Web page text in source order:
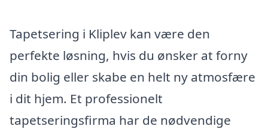
Tapetsering i Kliplev kan være den
perfekte løsning, hvis du ønsker at forny
din bolig eller skabe en helt ny atmosfære
i dit hjem. Et professionelt
tapetseringsfirma har de nødvendige